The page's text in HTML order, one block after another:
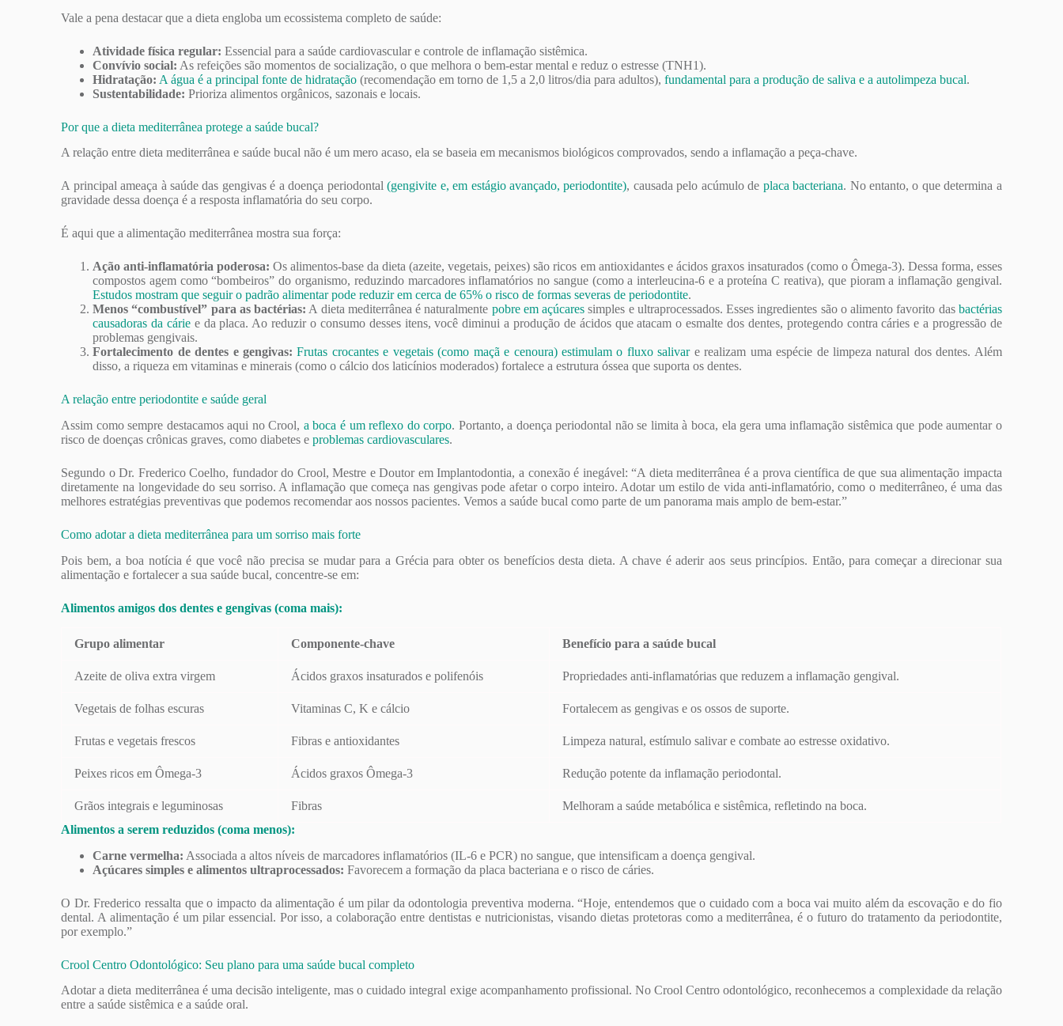
Vale a pena destacar que a dieta engloba um ecossistema completo de saúde:
Atividade física regular: Essencial para a saúde cardiovascular e controle de inflamação sistêmica.
Convívio social: As refeições são momentos de socialização, o que melhora o bem-estar mental e reduz o estresse (TNH1).
Hidratação: A água é a principal fonte de hidratação (recomendação em torno de 1,5 a 2,0 litros/dia para adultos),fundamental para a produção de saliva e a autolimpeza bucal.
Sustentabilidade: Prioriza alimentos orgânicos, sazonais e locais.
Por que a dieta mediterrânea protege a saúde bucal?
A relação entre dieta mediterrânea e saúde bucal não é um mero acaso, ela se baseia em mecanismos biológicos comprovados, sendo a inflamação a peça-chave.
A principal ameaça à saúde das gengivas é a doença periodontal(gengivite e, em estágio avançado, periodontite), causada pelo acúmulo de placa bacteriana. No entanto, o que determina a
gravidade dessa doença é a resposta inflamatória do seu corpo.
É aqui que a alimentação mediterrânea mostra sua força:
Ação anti-inflamatória poderosa: Os alimentos-base da dieta (azeite, vegetais, peixes) são ricos em antioxidantes e ácidos graxos insaturados (como o Ômega-3). Dessa forma, esses
compostos agem como “bombeiros” do organismo, reduzindo marcadores inflamatórios no sangue (como a interleucina-6 e a proteína C reativa), que pioram a inflamação gengival.
Estudos mostram que seguir o padrão alimentar pode reduzir em cerca de 65% o risco de formas severas de periodontite.
Menos “combustível” para as bactérias: A dieta mediterrânea é naturalmente pobre em açúcares simples e ultraprocessados. Esses ingredientes são o alimento favorito dasbactérias
causadoras da cáriee da placa. Ao reduzir o consumo desses itens, você diminui a produção de ácidos que atacam o esmalte dos dentes, protegendo contra cáries e a progressão de
problemas gengivais.
Fortalecimento de dentes e gengivas: Frutas crocantes e vegetais (como maçã e cenoura) estimulam o fluxo salivare realizam uma espécie de limpeza natural dos dentes. Além
disso, a riqueza em vitaminas e minerais (como o cálcio dos laticínios moderados) fortalece a estrutura óssea que suporta os dentes.
A relação entre periodontite e saúde geral
Assim como sempre destacamos aqui no Crool, a boca é um reflexo do corpo. Portanto, a doença periodontal não se limita à boca, ela gera uma inflamação sistêmica que pode aumentar o
risco de doenças crônicas graves, como diabetes eproblemas cardiovasculares.
Segundo o Dr. Frederico Coelho, fundador do Crool, Mestre e Doutor em Implantodontia, a conexão é inegável: “A dieta mediterrânea é a prova científica de que sua alimentação impacta
diretamente na longevidade do seu sorriso. A inflamação que começa nas gengivas pode afetar o corpo inteiro. Adotar um estilo de vida anti-inflamatório, como o mediterrâneo, é uma das
melhores estratégias preventivas que podemos recomendar aos nossos pacientes. Vemos a saúde bucal como parte de um panorama mais amplo de bem-estar.”
Como adotar a dieta mediterrânea para um sorriso mais forte
Pois bem, a boa notícia é que você não precisa se mudar para a Grécia para obter os benefícios desta dieta. A chave é aderir aos seus princípios. Então, para começar a direcionar sua
alimentação e fortalecer a sua saúde bucal, concentre-se em:
Alimentos amigos dos dentes e gengivas (coma mais):
Grupo alimentar Componente-chave Benefício para a saúde bucal
Azeite de oliva extra virgem Ácidos graxos insaturados e polifenóis Propriedades anti-inflamatórias que reduzem a inflamação gengival.
Vegetais de folhas escuras Vitaminas C, K e cálcio Fortalecem as gengivas e os ossos de suporte.
Frutas e vegetais frescos Fibras e antioxidantes Limpeza natural, estímulo salivar e combate ao estresse oxidativo.
Peixes ricos em Ômega-3 Ácidos graxos Ômega-3 Redução potente da inflamação periodontal.
Grãos integrais e leguminosas Fibras
Melhoram a saúde metabólica e sistêmica, refletindo na boca.
Alimentos a serem reduzidos (coma menos):
Carne vermelha: Associada a altos níveis de marcadores inflamatórios (IL-6 e PCR) no sangue, que intensificam a doença gengival.
Açúcares simples e alimentos ultraprocessados: Favorecem a formação da placa bacteriana e o risco de cáries.
O Dr. Frederico ressalta que o impacto da alimentação é um pilar da odontologia preventiva moderna. “Hoje, entendemos que o cuidado com a boca vai muito além da escovação e do fio
dental. A alimentação é um pilar essencial. Por isso, a colaboração entre dentistas e nutricionistas, visando dietas protetoras como a mediterrânea, é o futuro do tratamento da periodontite,
por exemplo.”
Crool Centro Odontológico: Seu plano para uma saúde bucal completo
Adotar a dieta mediterrânea é uma decisão inteligente, mas o cuidado integral exige acompanhamento profissional. No Crool Centro odontológico, reconhecemos a complexidade da relação
entre a saúde sistêmica e a saúde oral.